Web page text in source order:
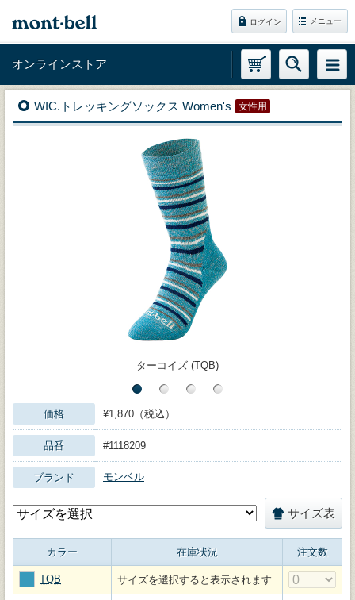
ログイン メニュー
オンラインストア
WIC.トレッキングソックス Women's 女性用
ターコイズ (TQB)
価格 ¥1,870（税込）
品番 #1118209
ブランド モンベル
サイズ表
カラー 在庫状況 注文数
TQB サイズを選択すると表示されます